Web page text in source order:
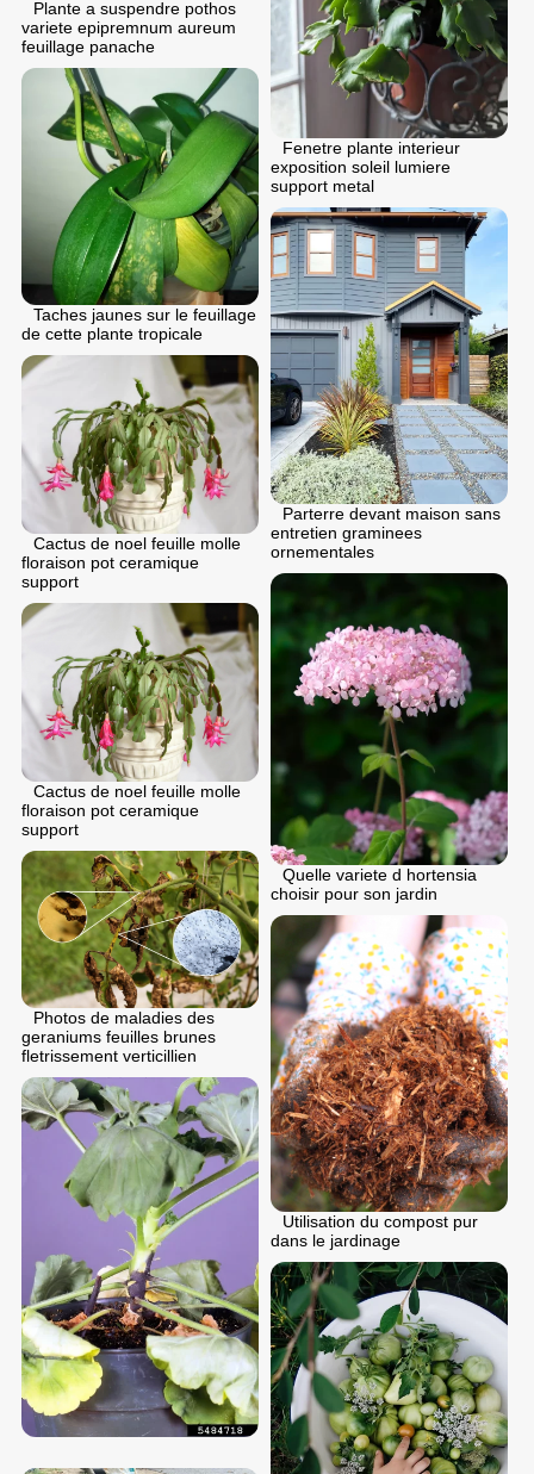
Plante a suspendre pothos
variete epipremnum aureum
feuillage panache
Fenetre plante interieur
exposition soleil lumiere
support metal
Taches jaunes sur le feuillage
de cette plante tropicale
Parterre devant maison sans
entretien graminees
ornementales
Cactus de noel feuille molle
floraison pot ceramique
support
Quelle variete d hortensia
choisir pour son jardin
Cactus de noel feuille molle
floraison pot ceramique
support
Photos de maladies des
geraniums feuilles brunes
fletrissement verticillien
Utilisation du compost pur
dans le jardinage